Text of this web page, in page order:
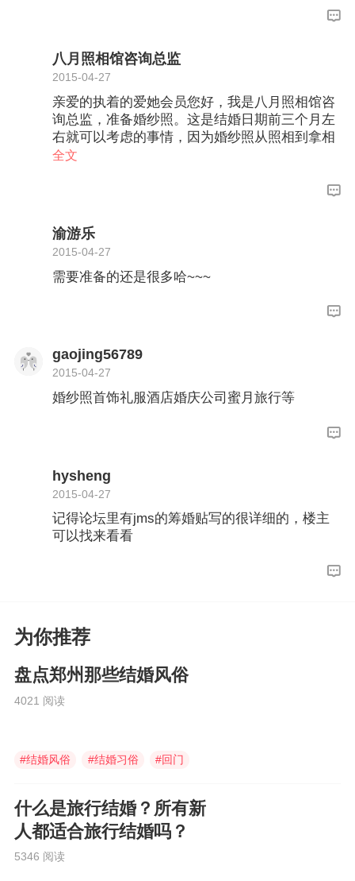
八月照相馆咨询总监
2015-04-27
亲爱的执着的爱她会员您好，我是八月照相馆咨
询总监，准备婚纱照。这是结婚日期前三个月左
右就可以考虑的事情，因为婚纱照从照相到拿相
册要历时1个月，如果照的不满意呢，还要重
打算要三金、四金的女生，可以直接省了买戒指
哈！准备结婚当天要穿的衣服。结婚当天，虽然
各地有不同的礼俗，可是婚纱都是要穿的哦。所
以，婚纱是必备的，可以选择婚纱摄影影楼赠送
穿。还有一身新衣服，从里到外，全是新的。因
为，妈妈说，结婚那几天就不能再穿以前的旧衣
服啦，要新人着新衣，预示着新的生活全新开
始，所以还要备至少一套全新的衣服！准备请帖
的去写请帖了，可是朋友、同窗还是需要的，在
要结婚的喜讯，并邮寄一张请帖，表示你的尊
重。时间是婚前1月左右为宜，不要临时通知的
小的憾意了！
全文
渝游乐
2015-04-27
需要准备的还是很多哈~~~
gaojing56789
2015-04-27
婚纱照首饰礼服酒店婚庆公司蜜月旅行等
hysheng
2015-04-27
记得论坛里有jms的筹婚贴写的很详细的，楼主
可以找来看看
为你推荐
盘点郑州那些结婚风俗
4021 阅读
#结婚风俗 #结婚习俗 #回门
什么是旅行结婚？所有新
人都适合旅行结婚吗？
5346 阅读